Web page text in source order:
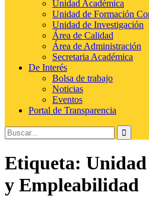
Unidad Académica
Unidad de Formación
Unidad de Investigación
Área de Calidad
Área de Administración
Secretaria Académica
De Interés
Bolsa de trabajo
Noticias
Eventos
Portal de Transparencia
Buscar:
Etiqueta: Unidad
y Empleabilidad